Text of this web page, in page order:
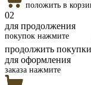
положить в
02
для продолжения
покупок нажмите
продолжить покупки
для оформления
заказа нажмите